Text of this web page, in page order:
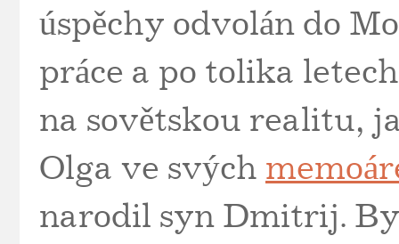
úspěchy odvolán do
práce a po tolika
na sovětskou realitu,
Olga ve svých
narodil syn Dmitrij.